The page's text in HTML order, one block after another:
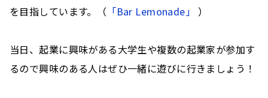
を目指しています。（ 「Bar Lemonade」 ）
当日、起業に興味がある大学生や複数の起業家が参加す
るので興味のある人はぜひ一緒に遊びに行きましょう！